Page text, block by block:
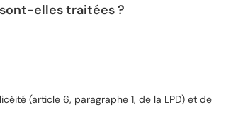
elles traitées ?
(article 6, paragraphe 1, de la LPD) et de